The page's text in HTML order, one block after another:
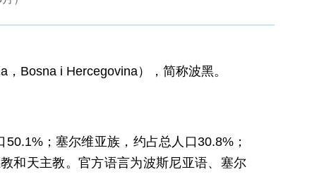
Bosna i Hercegovina），简称波黑。
；塞尔维亚族，约占总人口30.8%；
和天主教。官方语言为波斯尼亚语、塞尔